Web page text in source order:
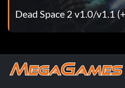
Dead Space 2 v1.0/v1.1